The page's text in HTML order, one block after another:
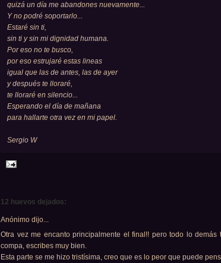
quizá un día me abandones nuevamente...
Y no podré soportarlo...
Estaré sin ti,
sin ti y sin mi dignidad humana.
Por eso no te busco,
por eso estrujaré estas lineas
igual que las de antes, las de ayer
y después te lloraré,
te lloraré en silencio...
Esperando el día de mañana
para hallarte otra vez en mi papel.
Sergio W
12 huevos dejados:
Anónimo dijo...
Otra vez me encanto principalmente el final!! pero todo lo
compa, escribes muy bien.
Esta parte se me hizo tristísima, creo que es lo peor que puede